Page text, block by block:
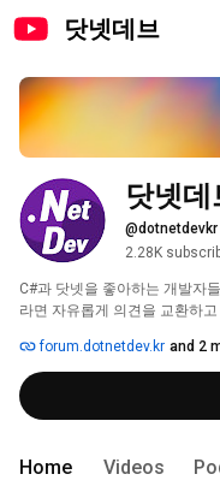
닷넷데브
닷넷데
@dotnetdevkr
2.28K
C#과 닷넷을 좋아하는 개발자
라면 자유롭게 의견을 교환하
forum.dotnetdev.kr and 2
Home Videos